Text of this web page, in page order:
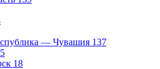
— Чувашия 137
18